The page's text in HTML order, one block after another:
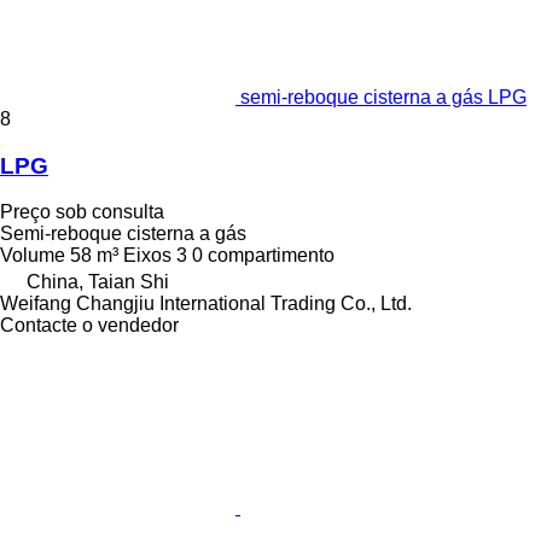
semi-reboque cisterna a gás LPG
8
LPG
Preço sob consulta
Semi-reboque cisterna a gás
Volume 58 m³ Eixos 3 0 compartimento
China, Taian Shi
Weifang Changjiu International Trading Co., Ltd.
Contacte o vendedor